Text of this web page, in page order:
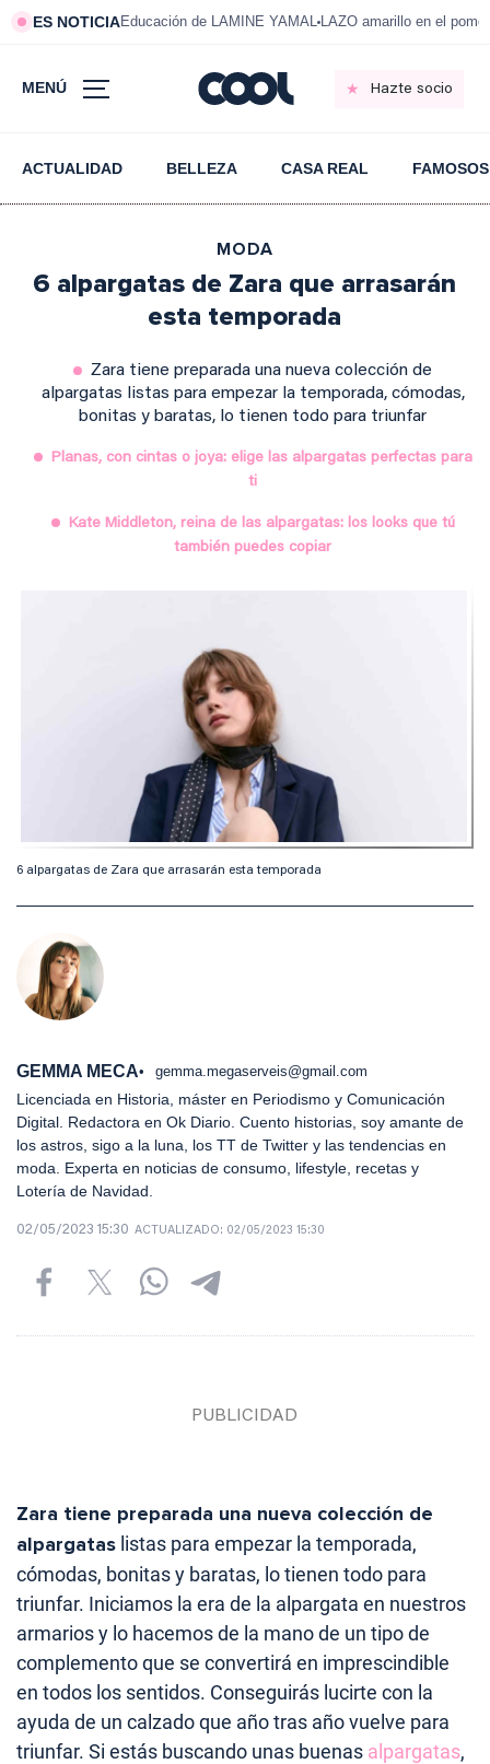
ES NOTICIAEducación de LAMINE YAMAL LAZO amarillo en el
MENÚ Hazte socio
ACTUALIDAD BELLEZA CASA REAL FAMOSOS
MODA
6 alpargatas de Zara que arrasarán
esta temporada
Zara tiene preparada una nueva colección de
alpargatas listas para empezar la temporada, cómodas,
bonitas y baratas, lo tienen todo para triunfar
Planas, con cintas o joya: elige las alpargatas perfectas para
ti
Kate Middleton, reina de las alpargatas: los looks que tú
también puedes copiar
6 alpargatas de Zara que arrasarán esta temporada
GEMMA MECA gemma.megaserveis@gmail.com
Licenciada en Historia, máster en Periodismo y Comunicación
Digital. Redactora en Ok Diario. Cuento historias, soy amante de
los astros, sigo a la luna, los TT de Twitter y las tendencias en
moda. Experta en noticias de consumo, lifestyle, recetas y
Lotería de Navidad.
02/05/2023 15:30 ACTUALIZADO: 02/05/2023 15:30
Zara tiene preparada una nueva colección de
alpargatas listas para empezar la temporada,
cómodas, bonitas y baratas, lo tienen todo para
triunfar. Iniciamos la era de la alpargata en nuestros
armarios y lo hacemos de la mano de un tipo de
complemento que se convertirá en imprescindible
en todos los sentidos. Conseguirás lucirte con la
ayuda de un calzado que año tras año vuelve para
triunfar. Si estás buscando unas buenas alpargatas,